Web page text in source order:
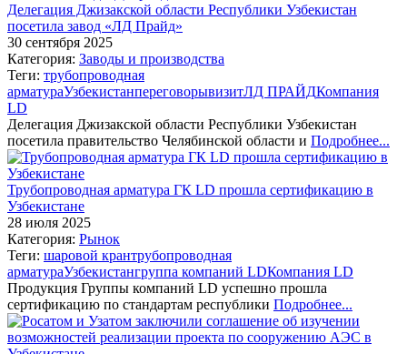
Делегация Джизакской области Республики Узбекистан
посетила завод «ЛД Прайд»
30 сентября 2025
Категория: Заводы и производства
Теги: трубопроводная
арматураУзбекистанпереговорывизитЛД ПРАЙДКомпания
LD
Делегация Джизакской области Республики Узбекистан
посетила правительство Челябинской области и Подробнее...
Трубопроводная арматура ГК LD прошла сертификацию в
Узбекистане
28 июля 2025
Категория: Рынок
Теги: шаровой крантрубопроводная
арматураУзбекистангруппа компаний LDКомпания LD
Продукция Группы компаний LD успешно прошла
сертификацию по стандартам республики Подробнее...